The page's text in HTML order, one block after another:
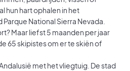
hun hart ophalen in het
National Sierra Nevada.
Maar liefst 5 maanden per jaar
65 skipistes om er te skiën of
met het vliegtuig. De stad